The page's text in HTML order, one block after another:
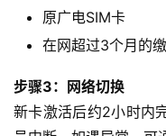
宽
随
原广电SIM卡
在网超过3个月的
步骤3：网络切换
新卡激活后约2小时内